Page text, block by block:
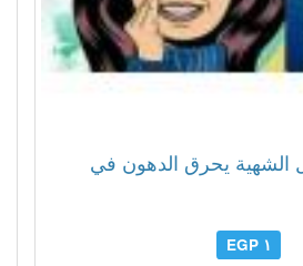
الشهية يحرق الدهون في
١ EGP